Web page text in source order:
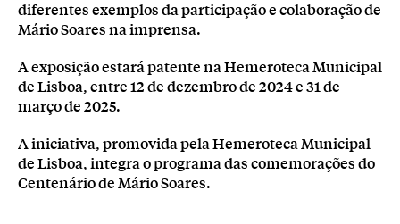
diferentes exemplos da participação e colaboração de
Mário Soares na imprensa.
A exposição estará patente na Hemeroteca Municipal
de Lisboa, entre 12 de dezembro de 2024 e 31 de
março de 2025.
A iniciativa, promovida pela Hemeroteca Municipal
de Lisboa, integra o programa das comemorações do
Centenário de Mário Soares.